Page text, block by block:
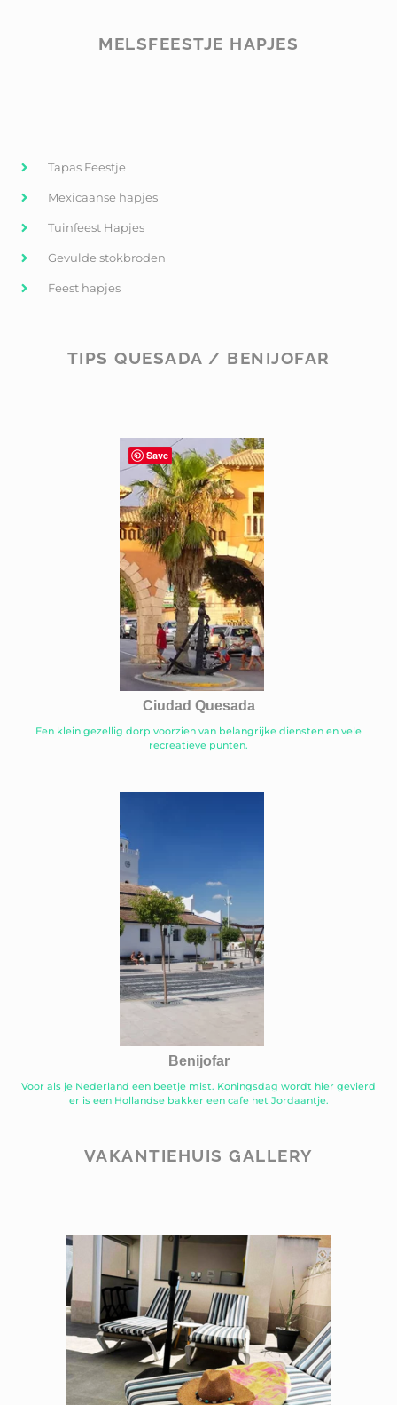
MELSFEESTJE HAPJES
Tapas Feestje
Mexicaanse hapjes
Tuinfeest Hapjes
Gevulde stokbroden
Feest hapjes
TIPS QUESADA / BENIJOFAR
Ciudad Quesada
Een klein gezellig dorp voorzien van belangrijke diensten en vele
recreatieve punten.
Benijofar
Voor als je Nederland een beetje mist. Koningsdag wordt hier gevierd
er is een Hollandse bakker een cafe het Jordaantje.
VAKANTIEHUIS GALLERY
Save